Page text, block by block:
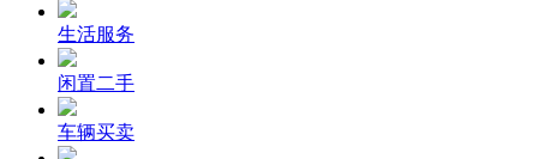
生活服务
闲置二手
车辆买卖